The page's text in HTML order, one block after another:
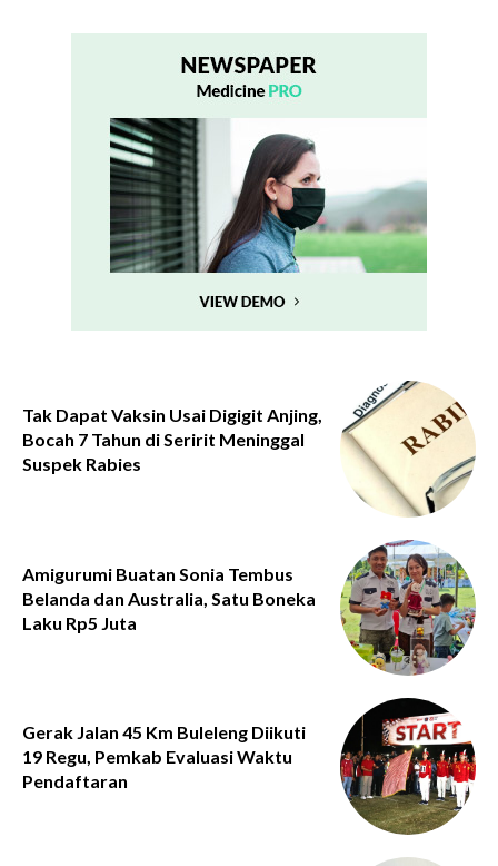
Tak Dapat Vaksin Usai Digigit Anjing,
Bocah 7 Tahun di Seririt Meninggal
Suspek Rabies
Amigurumi Buatan Sonia Tembus
Belanda dan Australia, Satu Boneka
Laku Rp5 Juta
Gerak Jalan 45 Km Buleleng Diikuti
19 Regu, Pemkab Evaluasi Waktu
Pendaftaran